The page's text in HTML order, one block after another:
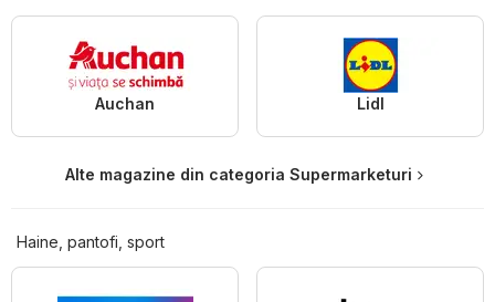
Auchan Lidl
Alte magazine din categoria Supermarketuri
Haine, pantofi, sport